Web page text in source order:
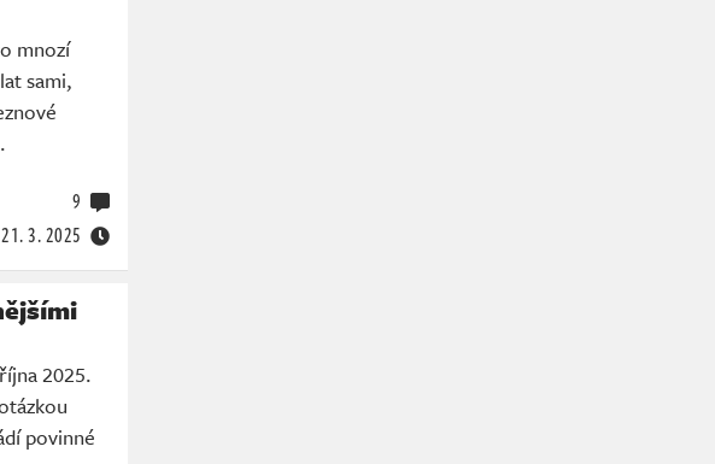
mnozí
sami,
21. 3. 2025
9
2025.
povinné